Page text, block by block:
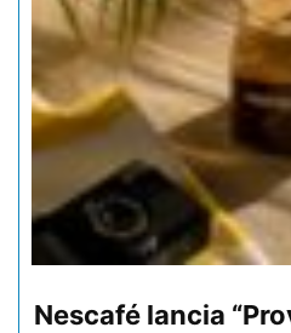
Nescafé lancia